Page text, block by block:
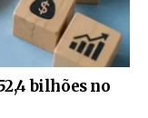
bilhões no